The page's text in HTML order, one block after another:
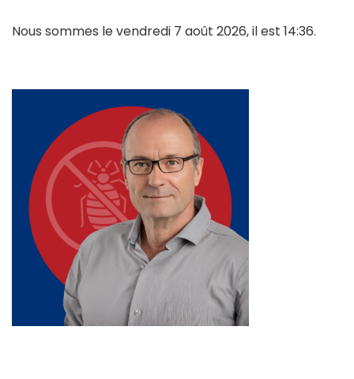
Nous sommes le vendredi 7 août 2026, il est 14:36.